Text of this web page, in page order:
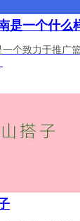
是一个什么
个致力于推广